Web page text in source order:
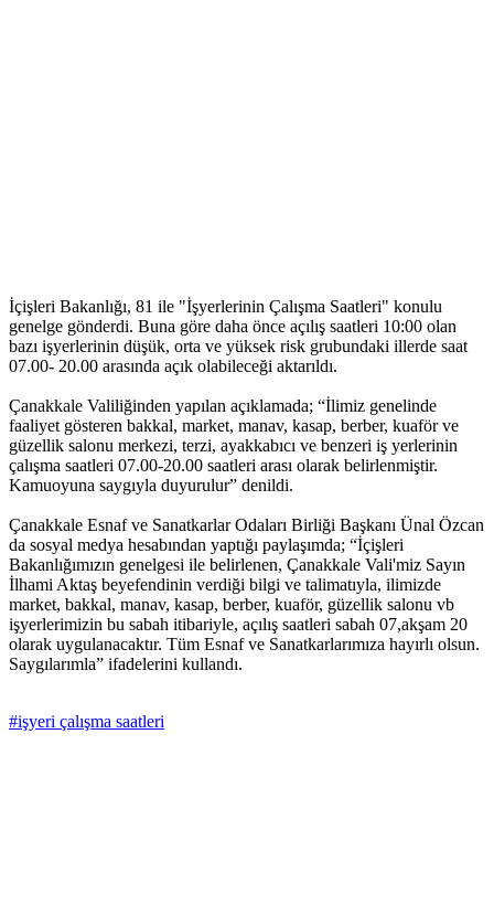
İçişleri Bakanlığı, 81 ile "İşyerlerinin Çalışma Saatleri" konulu
genelge gönderdi. Buna göre daha önce açılış saatleri 10:00 olan
bazı işyerlerinin düşük, orta ve yüksek risk grubundaki illerde saat
07.00- 20.00 arasında açık olabileceği aktarıldı.
Çanakkale Valiliğinden yapılan açıklamada; “İlimiz genelinde
faaliyet gösteren bakkal, market, manav, kasap, berber, kuaför ve
güzellik salonu merkezi, terzi, ayakkabıcı ve benzeri iş yerlerinin
çalışma saatleri 07.00-20.00 saatleri arası olarak belirlenmiştir.
Kamuoyuna saygıyla duyurulur” denildi.
Çanakkale Esnaf ve Sanatkarlar Odaları Birliği Başkanı Ünal Özcan
da sosyal medya hesabından yaptığı paylaşımda; “İçişleri
Bakanlığımızın genelgesi ile belirlenen, Çanakkale Vali'miz Sayın
İlhami Aktaş beyefendinin verdiği bilgi ve talimatıyla, ilimizde
market, bakkal, manav, kasap, berber, kuaför, güzellik salonu vb
işyerlerimizin bu sabah itibariyle, açılış saatleri sabah 07,akşam 20
olarak uygulanacaktır. Tüm Esnaf ve Sanatkarlarımıza hayırlı olsun.
Saygılarımla” ifadelerini kullandı.
#işyeri çalışma saatleri